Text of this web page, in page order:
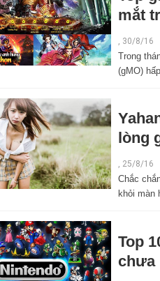
mắt
, 30/8/16
Trong
(gMO)
lòng
, 25/8/16
Chắc
khỏi màn
Top
chưa